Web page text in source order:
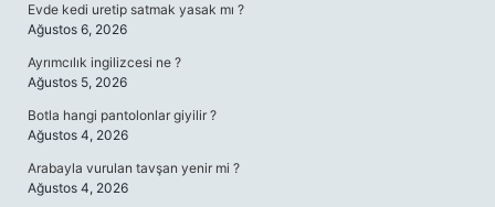
Evde kedi uretip satmak yasak mı ?
Ağustos 6, 2026
Ayrımcılık ingilizcesi ne ?
Ağustos 5, 2026
Botla hangi pantolonlar giyilir ?
Ağustos 4, 2026
Arabayla vurulan tavşan yenir mi ?
Ağustos 4, 2026